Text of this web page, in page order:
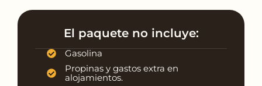
El paquete no incluye:
Gasolina
Propinas y gastos extra en
alojamientos.